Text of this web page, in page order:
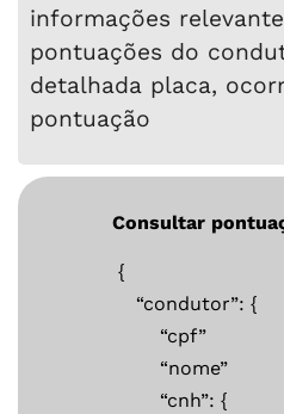
informações
pontuações do
detalhada placa,
pontuação
Consultar
{
“condutor”: {
“cpf”
“nome”
“cnh”: {